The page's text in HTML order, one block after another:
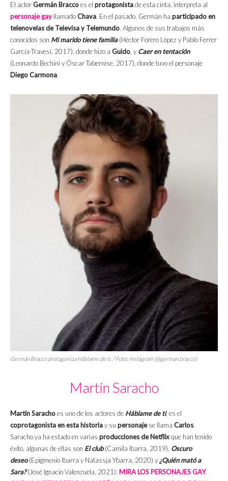
El actorGermán Braccoes el protagonistade esta cinta, interpreta al
personajegay llamadoChava. En el pasado, Germán ha participado en
telenovelas de Televisa y Telemundo. Algunos de sus trabajos más
conocidos son Mi marido tiene familia(Héctor Forero López y Pablo Ferrer
García-Travesí, 2017), donde hizo a Guido, y Caer en tentación
(Leonardo Bechini y Óscar Tabernise, 2017), donde tuvo el personaje
Diego Carmona.
Germán Bracco protagonizaHáblame de ti. / Foto: Instagram (@german.bracco)
Martín Saracho
Martín Sarachoes uno de los actores de Háblame de ti, es el
coprotagonista en esta historiay su personajese llama Carlos.
Saracho ya ha estado en varias producciones de Netflixque han tenido
éxito, algunas de ellas son El club (Camila Ibarra, 2019), Oscuro
deseo (Epigmenio Ibarra y Natassja Ybarra, 2020) y ¿Quién mató a
Sara? (José Ignacio Valenzuela, 2021). MIRA LOS PERSONAJES GAY